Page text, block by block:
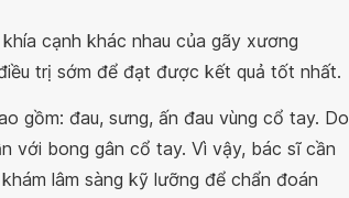
cạnh khác nhau của gãy xương
trị sớm để đạt được kết quả tốt nhất.
gồm: đau, sưng, ấn đau vùng cổ tay. Do
với bong gân cổ tay. Vì vậy, bác sĩ cần
lâm sàng kỹ lưỡng để chẩn đoán